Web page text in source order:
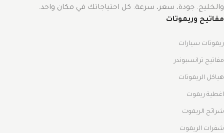
والخليج. جودة، سعر، سرعة. كل احتياجاتك في مكان واحد.
مفاتيح وريموتات
ريموتات سيارات
مفاتيح ترانسبوندر
هياكل الريموتات
اغطية ريموت
شرائح الريموت
شفرات الريموت